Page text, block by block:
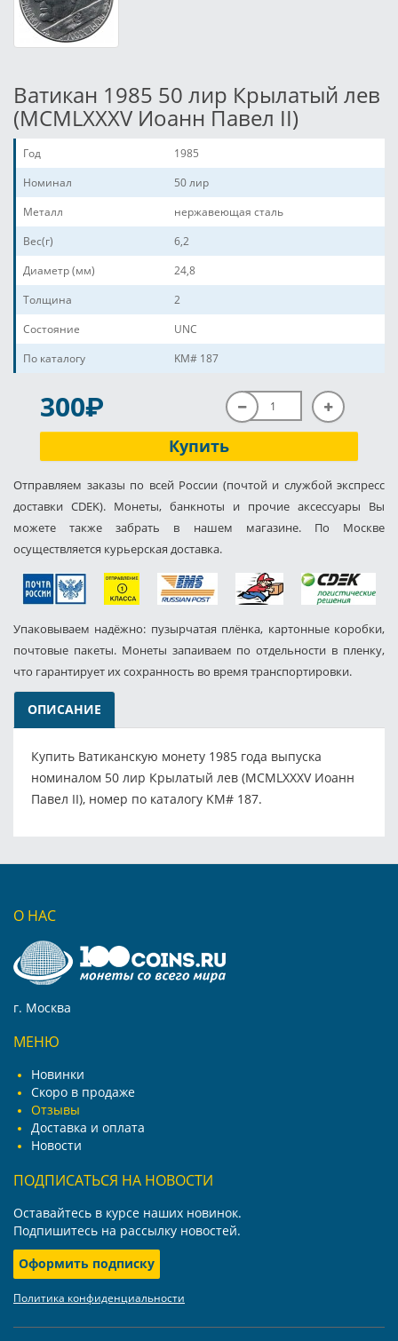
Ватикан 1985 50 лир Крылатый лев
(MCMLXXXV Иоанн Павел II)
Год
1985
Номинал
50 лир
Металл
нержавеющая сталь
Вес(г)
6,2
Диаметр (мм)
24,8
Толщина
2
Состояние
UNC
По каталогу
KM# 187
300P
Купить
Отправляем заказы по всей России (почтой и службой экспресс
доставки CDEK). Монеты, банкноты и прочие аксессуары Вы
можете также забрать в нашем магазине. По Москве
осуществляется курьерская доставка.
Упаковываем надёжно: пузырчатая плёнка, картонные коробки,
почтовые пакеты. Монеты запаиваем по отдельности в пленку,
что гарантирует их сохранность во время транспортировки.
ОПИСАНИЕ
Купить Ватиканскую монету 1985 года выпуска
номиналом 50 лир Крылатый лев (MCMLXXXV Иоанн
Павел II), номер по каталогу KM# 187.
О НАС
г. Москва
МЕНЮ
Новинки
Скоро в продаже
Отзывы
Доставка и оплата
Новости
ПОДПИСАТЬСЯ НА НОВОСТИ
Оставайтесь в курсе наших новинок.
Подпишитесь на рассылку новостей.
Оформить подписку
Политика конфиденциальности